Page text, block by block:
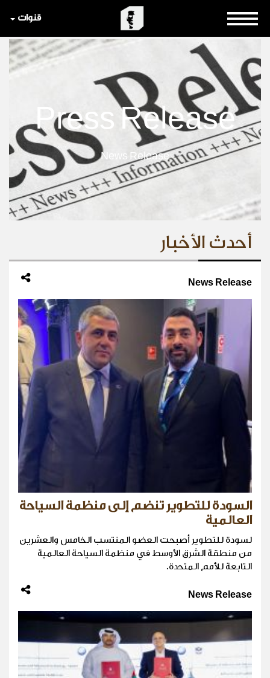
قنوات
Press Release
News Release
أحدث الأخبار
News Release
السودة للتطوير تنضم إلى منظمة السياحة
العالمية
لسودة للتطوير أصبحت العضو المنتسب الخامس والعشرين
من منطقة الشرق الأوسط في منظمة السياحة العالمية
التابعة للأمم المتحدة.
News Release